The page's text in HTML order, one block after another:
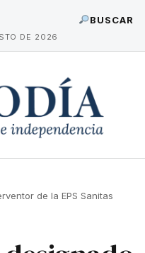
DE 2026
BUSCAR
de la EPS Sanitas